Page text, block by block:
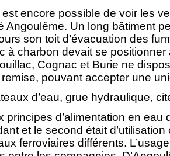
est encore possible de voir les
Angoulême. Un long bâtiment
son toit d’évacuation des
à charbon devait se
Cognac et Burie ne
remise, pouvant accepter une
d’eau, grue hydraulique,
principes d’alimentation en eau
et le second était
ferroviaires différents.